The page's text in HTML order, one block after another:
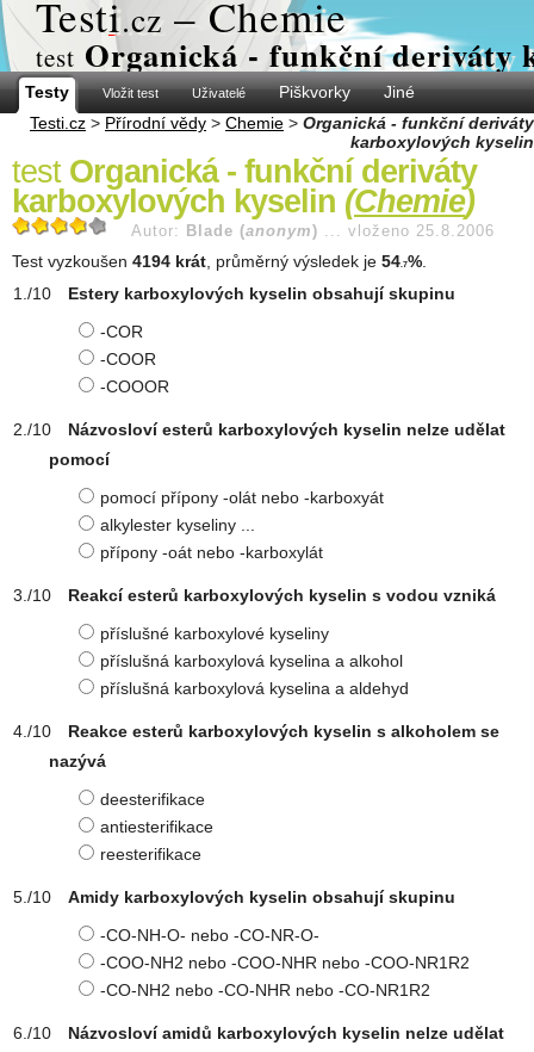
Testi.cz – Chemie
test Organická - funkční deriváty
Testy Vložit test Uživatelé Piškvorky
Jiné
Testi.cz > Přírodní vědy > Chemie > Organická - funkční deriváty
karboxylových kyselin
test Organická - funkční deriváty
karboxylových kyselin (Chemie)
Autor: Blade (anonym ) ... vloženo 25.8.2006
Test vyzkoušen 4194 krát , průměrný výsledek je 54 .7%
Estery karboxylových kyselin obsahují skupinu
-COR
-COOR
-COOOR
Názvosloví esterů karboxylových kyselin nelze udělat
pomocí
pomocí přípony -olát nebo -karboxyát
alkylester kyseliny ...
přípony -oát nebo -karboxylát
Reakcí esterů karboxylových kyselin s vodou vzniká
příslušné karboxylové kyseliny
příslušná karboxylová kyselina a alkohol
příslušná karboxylová kyselina a aldehyd
Reakce esterů karboxylových kyselin s alkoholem se
nazývá
deesterifikace
antiesterifikace
reesterifikace
Amidy karboxylových kyselin obsahují skupinu
-CO-NH-O- nebo -CO-NR-O-
-COO-NH2 nebo -COO-NHR nebo -COO-NR1R2
-CO-NH2 nebo -CO-NHR nebo -CO-NR1R2
Názvosloví amidů karboxylových kyselin nelze udělat